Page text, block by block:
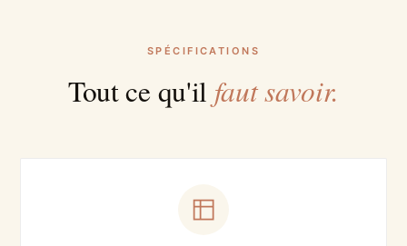
SPÉCIFICATIONS
Tout ce qu'il faut savoir.